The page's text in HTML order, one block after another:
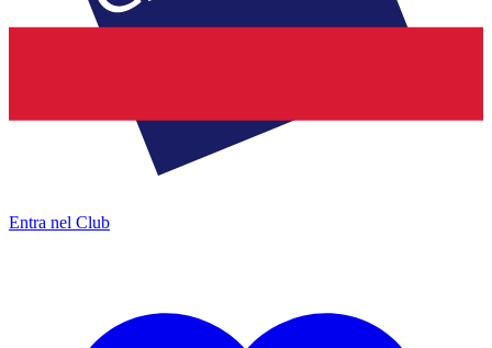
Entra nel Club